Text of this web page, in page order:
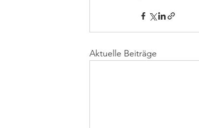
Aktuelle Beiträge